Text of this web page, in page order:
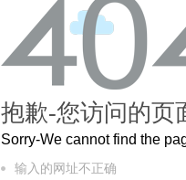
抱歉-您访问的页
Sorry-We cannot find the
输入的网址不正确